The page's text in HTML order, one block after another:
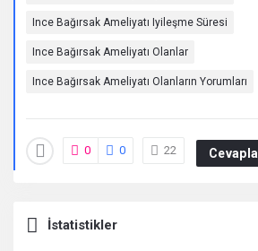
Ince Bağırsak Ameliyatı Iyileşme Süresi
Ince Bağırsak Ameliyatı Olanlar
Ince Bağırsak Ameliyatı Olanların Yorumları
0 0 22 Cevapla
İstatistikler